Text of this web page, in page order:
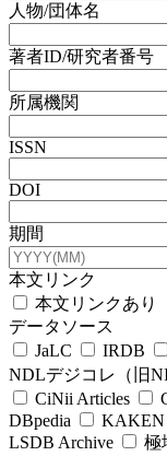
人物/団体名
著者ID/研究者番号
所属機関
ISSN
DOI
期間
本文リンク
本文リンクあり
データソース
JaLC
IRDB
NDLデジコレ（旧
CiNii Articles
DBpedia
KAKEN
LSDB Archive
極